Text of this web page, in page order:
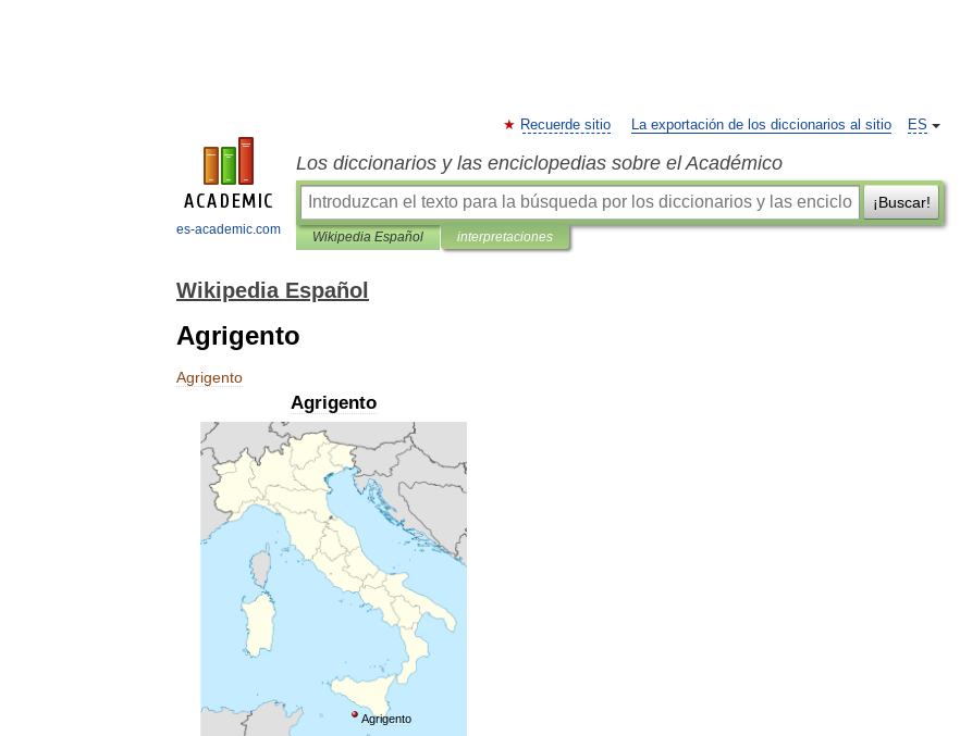
es-academic.com
ES
Recuerde sitio La exportación de los diccionarios al sitio
Los diccionarios y las enciclopedias sobre el Académico
¡Buscar!
Wikipedia Español interpretaciones
Wikipedia Español
Agrigento
Agrigento
Agrigento
Agrigento